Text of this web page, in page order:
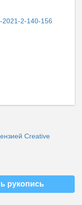
2021-2-140-156
Creative
рукопись